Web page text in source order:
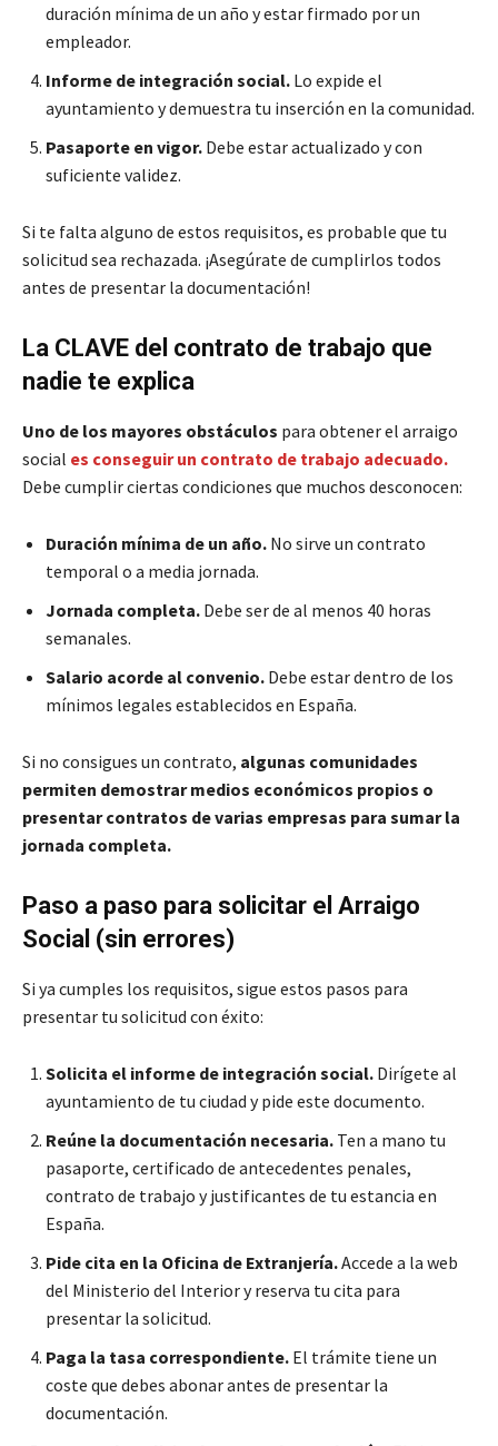
duración mínima de un año y estar firmado por un
empleador.
Informe de integración social. Lo expide el
ayuntamiento y demuestra tu inserción en la comunidad.
Pasaporte en vigor. Debe estar actualizado y con
suficiente validez.
Si te falta alguno de estos requisitos, es probable que tu
solicitud sea rechazada. ¡Asegúrate de cumplirlos todos
antes de presentar la documentación!
La CLAVE del contrato de trabajo que
nadie te explica
Uno de los mayores obstáculos para obtener el arraigo
social es conseguir un contrato de trabajo adecuado.
Debe cumplir ciertas condiciones que muchos desconocen:
Duración mínima de un año. No sirve un contrato
temporal o a media jornada.
Jornada completa. Debe ser de al menos 40 horas
semanales.
Salario acorde al convenio. Debe estar dentro de los
mínimos legales establecidos en España.
Si no consigues un contrato, algunas comunidades
permiten demostrar medios económicos propios o
presentar contratos de varias empresas para sumar la
jornada completa.
Paso a paso para solicitar el Arraigo
Social (sin errores)
Si ya cumples los requisitos, sigue estos pasos para
presentar tu solicitud con éxito:
Solicita el informe de integración social. Dirígete al
ayuntamiento de tu ciudad y pide este documento.
Reúne la documentación necesaria. Ten a mano tu
pasaporte, certificado de antecedentes penales,
contrato de trabajo y justificantes de tu estancia en
España.
Pide cita en la Oficina de Extranjería.Accede a la web
del Ministerio del Interior y reserva tu cita para
presentar la solicitud.
Paga la tasa correspondiente. El trámite tiene un
coste que debes abonar antes de presentar la
documentación.